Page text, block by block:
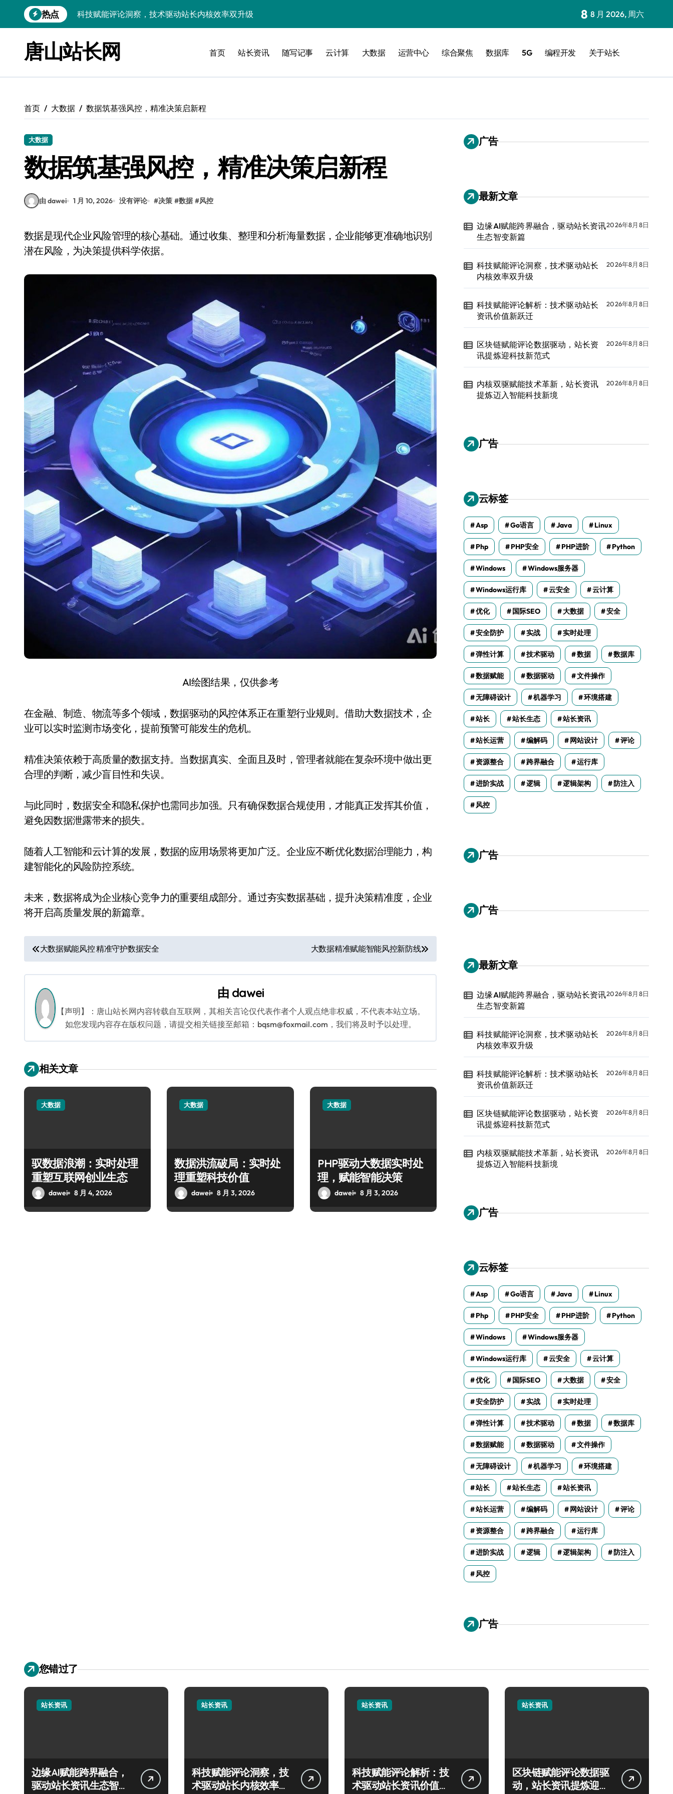
到
热点
科技赋能评论解析：技术驱动站长资讯价值新跃迁
内核双驱赋能技术革新，站长资讯提炼迈入智能科技新境
高并发视角下：评论区数据掘金内核解密与极速提炼术
科技赋能评论挖掘，技术精析站长资讯提内容价值
评论区数据赋能内核革新：架构师科技提炼突破新路径
边缘AI赋能跨界融合，驱动站长资讯生态智变新篇
8 8 月 2026, 周六
唐山站长网 首页 站长资讯 随写记事 云计算 大数据 运营中心 综合聚焦 数据库 5G 编程开发 关于站长
首页 大数据 数据筑基强风控，精准决策启新程
大数据
数据筑基强风控，精准决策启新程
由 dawei 1 月 10, 2026 没有评论 #决策 #数据 #风控
数据是现代企业风险管理的核心基础。通过收集、整理和分析海量数据，企业能够更准确地识别
潜在风险，为决策提供科学依据。
AI绘图结果，仅供参考
在金融、制造、物流等多个领域，数据驱动的风控体系正在重塑行业规则。借助大数据技术，企
业可以实时监测市场变化，提前预警可能发生的危机。
精准决策依赖于高质量的数据支持。当数据真实、全面且及时，管理者就能在复杂环境中做出更
合理的判断，减少盲目性和失误。
与此同时，数据安全和隐私保护也需同步加强。只有确保数据合规使用，才能真正发挥其价值，
避免因数据泄露带来的损失。
随着人工智能和云计算的发展，数据的应用场景将更加广泛。企业应不断优化数据治理能力，构
建智能化的风险防控系统。
未来，数据将成为企业核心竞争力的重要组成部分。通过夯实数据基础，提升决策精准度，企业
将开启高质量发展的新篇章。
文
章
导
航
大数据赋能风控 精准守护数据安全 大数据精准赋能智能风控新防线
由 dawei
【声明】：唐山站长网内容转载自互联网，其相关言论仅代表作者个人观点绝非权威，不代表本站立场。
如您发现内容存在版权问题，请提交相关链接至邮箱：bqsm@foxmail.com，我们将及时予以处理。
相关文章
大数据
驭数据浪潮：实时处理
重塑互联网创业生态
dawei 8 月 4, 2026
大数据
数据洪流破局：实时处
理重塑科技价值
dawei 8 月 3, 2026
大数据
PHP驱动大数据实时处
理，赋能智能决策
dawei 8 月 3, 2026
广告
最新文章
边缘AI赋能跨界融合，驱动站长资讯
生态智变新篇
2026年8月8日
科技赋能评论洞察，技术驱动站长
内核效率双升级
2026年8月8日
科技赋能评论解析：技术驱动站长
资讯价值新跃迁
2026年8月8日
区块链赋能评论数据驱动，站长资
讯提炼迎科技新范式
2026年8月8日
内核双驱赋能技术革新，站长资讯
提炼迈入智能科技新境
2026年8月8日
广告
云标签
Asp Go语言 Java Linux
Php PHP安全 PHP进阶 Python
Windows Windows服务器
Windows运行库 云安全 云计算
优化 国际SEO 大数据 安全
安全防护 实战 实时处理
弹性计算 技术驱动 数据 数据库
数据赋能 数据驱动 文件操作
无障碍设计 机器学习 环境搭建
站长 站长生态 站长资讯
站长运营 编解码 网站设计 评论
资源整合 跨界融合 运行库
进阶实战 逻辑 逻辑架构 防注入
风控
广告
广告
最新文章
边缘AI赋能跨界融合，驱动站长资讯
生态智变新篇
2026年8月8日
科技赋能评论洞察，技术驱动站长
内核效率双升级
2026年8月8日
科技赋能评论解析：技术驱动站长
资讯价值新跃迁
2026年8月8日
区块链赋能评论数据驱动，站长资
讯提炼迎科技新范式
2026年8月8日
内核双驱赋能技术革新，站长资讯
提炼迈入智能科技新境
2026年8月8日
广告
云标签
Asp Go语言 Java Linux
Php PHP安全 PHP进阶 Python
Windows Windows服务器
Windows运行库 云安全 云计算
优化 国际SEO 大数据 安全
安全防护 实战 实时处理
弹性计算 技术驱动 数据 数据库
数据赋能 数据驱动 文件操作
无障碍设计 机器学习 环境搭建
站长 站长生态 站长资讯
站长运营 编解码 网站设计 评论
资源整合 跨界融合 运行库
进阶实战 逻辑 逻辑架构 防注入
风控
广告
您错过了
站长资讯
边缘AI赋能跨界融合，
驱动站长资讯生态智变
站长资讯
科技赋能评论洞察，技
术驱动站长内核效率双
站长资讯
科技赋能评论解析：技
术驱动站长资讯价值新
站长资讯
区块链赋能评论数据驱
动，站长资讯提炼迎科